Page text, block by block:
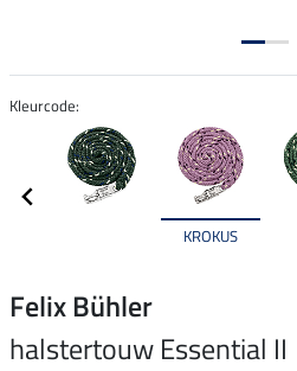
Kleurcode:
KROKUS
Felix Bühler
halstertouw Essential II